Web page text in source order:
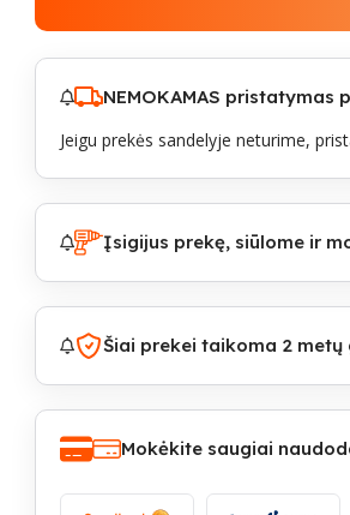
NEMOKAMAS pristatymas
Jeigu prekės sandelyje neturime,
Įsigijus prekę, siūlome ir
Šiai prekei taikoma 2
Mokėkite saugiai